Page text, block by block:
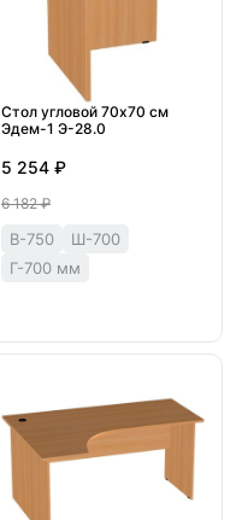
Стол угловой 70х70 см
Эдем-1 Э-28.0
5 254 ₽
6 182 ₽
В-750
Ш-700
Г-700 мм